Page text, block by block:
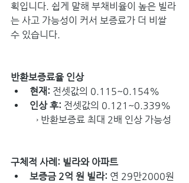
획입니다. 쉽게 말해 부채비율이 높은 빌라
는 사고 가능성이 커서 보증료가 더 비쌀
수 있습니다.
반환보증료율 인상
현재: 전셋값의 0.115~0.154%
인상 후: 전셋값의 0.121~0.339%
→ 반환보증료 최대 2배 인상 가능성
구체적 사례: 빌라와 아파트
보증금 2억 원 빌라: 연 29만2000원